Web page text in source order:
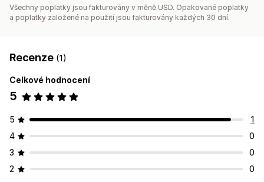
Všechny poplatky jsou fakturovány v měně USD. Opakované poplatky
a poplatky založené na použití jsou fakturovány každých 30 dní.
Recenze (1)
Celkové hodnocení
5
5
1
4
0
3
0
2
0